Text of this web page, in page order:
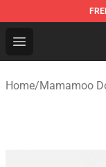
Open menu
Mamamoo
Home/Mamamoo